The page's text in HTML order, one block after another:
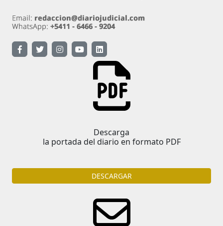
Descarga
la portada del diario en formato PDF
DESCARGAR